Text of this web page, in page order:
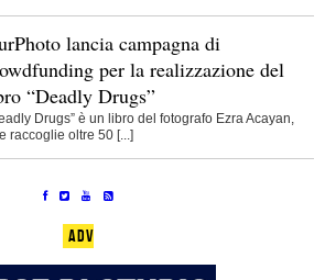
lancia campagna di
per la realizzazione del
“Deadly Drugs”
Drugs” è un libro del fotografo Ezra Acayan,
raccoglie oltre 50 [...]
ADV